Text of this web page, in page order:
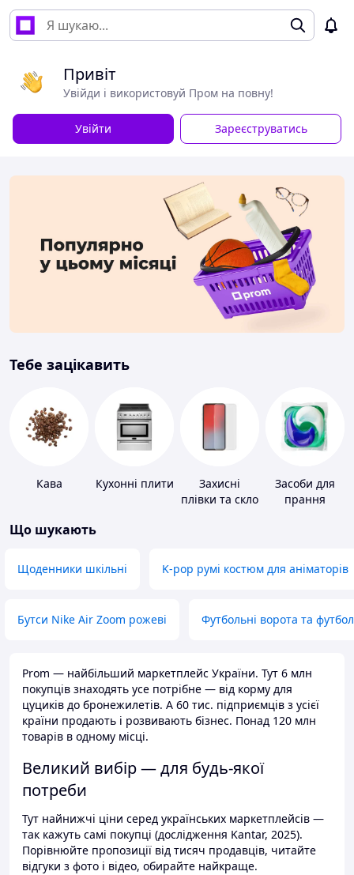
Привіт
Увійди і використовуй Пром на повну!
Увійти Зареєструватись
Тебе зацікавить
Кава Кухонні плити
Захисні
плівки та скло
Засоби для
прання
Що шукають
Щоденники шкільні K-pop румі костюм для аніматорів
Бутси Nike Air Zoom рожеві Футбольні ворота та
Prom — найбільший маркетплейс України. Тут 6 млн
покупців знаходять усе потрібне — від корму для
цуциків до бронежилетів. А 60 тис. підприємців з усієї
країни продають і розвивають бізнес. Понад 120 млн
товарів в одному місці.
Великий вибір — для будь-якої
потреби
Тут найнижчі ціни серед українських маркетплейсів —
так кажуть самі покупці (дослідження Kantar, 2025).
Порівнюйте пропозиції від тисяч продавців, читайте
відгуки з фото і відео, обирайте найкраще.